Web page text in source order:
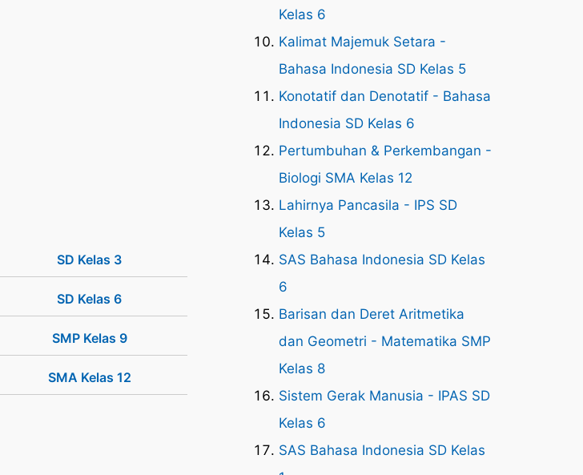
SD Kelas 3
SD Kelas 6
SMP Kelas 9
SMA Kelas 12
Kelas 6
Kalimat Majemuk Setara -
Bahasa Indonesia SD Kelas 5
Konotatif dan Denotatif - Bahasa
Indonesia SD Kelas 6
Pertumbuhan & Perkembangan -
Biologi SMA Kelas 12
Lahirnya Pancasila - IPS SD
Kelas 5
SAS Bahasa Indonesia SD Kelas
6
Barisan dan Deret Aritmetika
dan Geometri - Matematika SMP
Kelas 8
Sistem Gerak Manusia - IPAS SD
Kelas 6
SAS Bahasa Indonesia SD Kelas